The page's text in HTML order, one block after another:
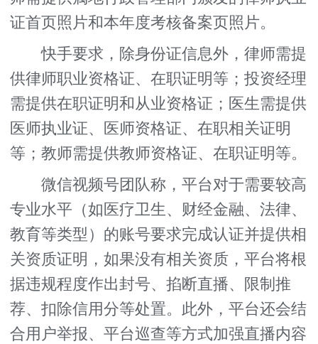
证首页照片和本年度考核备案页照片。
快手要求，除身份证信息外，律师需提
供律师职业资格证、在职证明等；投资经理
需提供在职证明和从业资格证；医生需提供
医师执业证、医师资格证、在职相关证明
等；教师需提供教师资格证、在职证明等。
微信视频号团队称，平台对于需要较高
专业水平（如医疗卫生、财经金融、法律、
教育等类型）的账号要求完成认证并提供相
关资质证明，如果没有相关资质，平台将根
据违规程度作出封号、掐断直播、限制推
荐、扣除信用分等处置。此外，平台还会结
合用户举报、平台巡查等方式加强直播内容